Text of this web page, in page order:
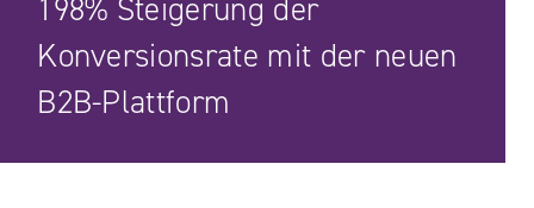
198% Steigerung der
Konversionsrate mit der neuen
B2B-Plattform